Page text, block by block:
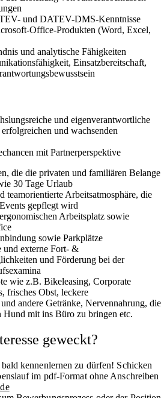
und DATEV-DMS-Kenntnisse
Office-Produkten (Word, Excel,
und analytische Fähigkeiten
Einsatzbereitschaft,
und eigenverantwortliche
und wachsenden
mit Partnerperspektive
die die privaten und familiären Belange
30 Tage Urlaub
teamorientierte Arbeitsatmosphäre, die
gepflegt wird
Arbeitsplatz sowie
sowie Parkplätze
und externe Fort- &
und Förderung bei der
wie z.B. Bikeleasing, Corporate
frisches Obst, leckere
andere Getränke, Nervennahrung, die
mit ins Büro zu bringen etc.
geweckt?
kennenlernen zu dürfen! Schicken
im pdf-Format ohne Anschreiben